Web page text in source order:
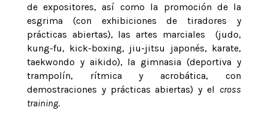
de expositores, así como la promoción de la
esgrima (con exhibiciones de tiradores y
prácticas abiertas), las artes marciales (judo,
kung-fu, kick-boxing, jiu-jitsu japonés, karate,
taekwondo y aikido), la gimnasia (deportiva y
trampolín, rítmica y acrobática, con
demostraciones y prácticas abiertas) y el cross
training.